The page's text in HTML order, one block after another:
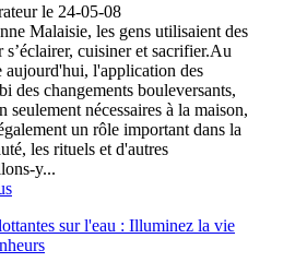
le 24-05-08
Malaisie, les gens utilisaient des
s’éclairer, cuisiner et sacrifier.Au
aujourd'hui, l'application des
des changements bouleversants,
seulement nécessaires à la maison,
un rôle important dans la
les rituels et d'autres
y...